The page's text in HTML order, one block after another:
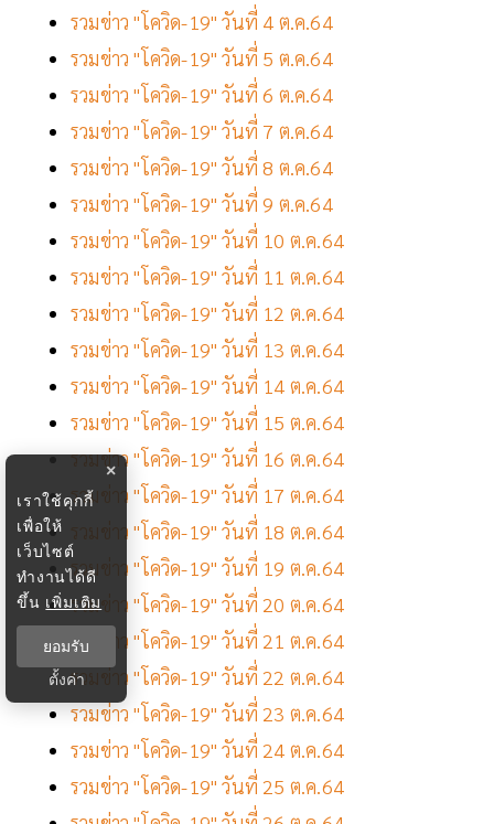
รวมข่าว "โควิด-19" วันที่ 4 ต.ค.64
รวมข่าว "โควิด-19" วันที่ 5 ต.ค.64
รวมข่าว "โควิด-19" วันที่ 6 ต.ค.64
รวมข่าว "โควิด-19" วันที่ 7 ต.ค.64
รวมข่าว "โควิด-19" วันที่ 8 ต.ค.64
รวมข่าว "โควิด-19" วันที่ 9 ต.ค.64
รวมข่าว "โควิด-19" วันที่ 10 ต.ค.64
รวมข่าว "โควิด-19" วันที่ 11 ต.ค.64
รวมข่าว "โควิด-19" วันที่ 12 ต.ค.64
รวมข่าว "โควิด-19" วันที่ 13 ต.ค.64
รวมข่าว "โควิด-19" วันที่ 14 ต.ค.64
รวมข่าว "โควิด-19" วันที่ 15 ต.ค.64
รวมข่าว "โควิด-19" วันที่ 16 ต.ค.64
รวมข่าว "โควิด-19" วันที่ 17 ต.ค.64
รวมข่าว "โควิด-19" วันที่ 18 ต.ค.64
รวมข่าว "โควิด-19" วันที่ 19 ต.ค.64
รวมข่าว "โควิด-19" วันที่ 20 ต.ค.64
รวมข่าว "โควิด-19" วันที่ 21 ต.ค.64
รวมข่าว "โควิด-19" วันที่ 22 ต.ค.64
รวมข่าว "โควิด-19" วันที่ 23 ต.ค.64
รวมข่าว "โควิด-19" วันที่ 24 ต.ค.64
รวมข่าว "โควิด-19" วันที่ 25 ต.ค.64
×
เราใช้คุกกี้
เพื่อให้
เว็บไซต์
ทำงานได้ดี
ขึ้น เพิ่มเติม
ยอมรับ
ตั้งค่า